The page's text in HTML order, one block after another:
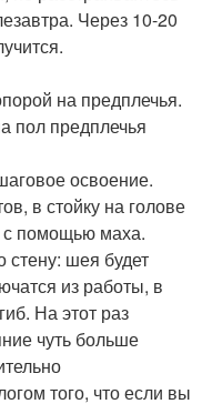
Через 10-20
на предплечья.
пол предплечья
освоение.
в стойку на голове
с помощью маха.
стену: шея будет
из работы, в
На этот раз
чуть больше
того, что если вы